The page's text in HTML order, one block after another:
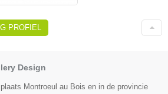
PROFIEL
Design
Montroeul au Bois en in de provincie